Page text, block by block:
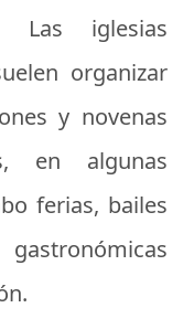
Las iglesias
organizar
y novenas
en algunas
ferias, bailes